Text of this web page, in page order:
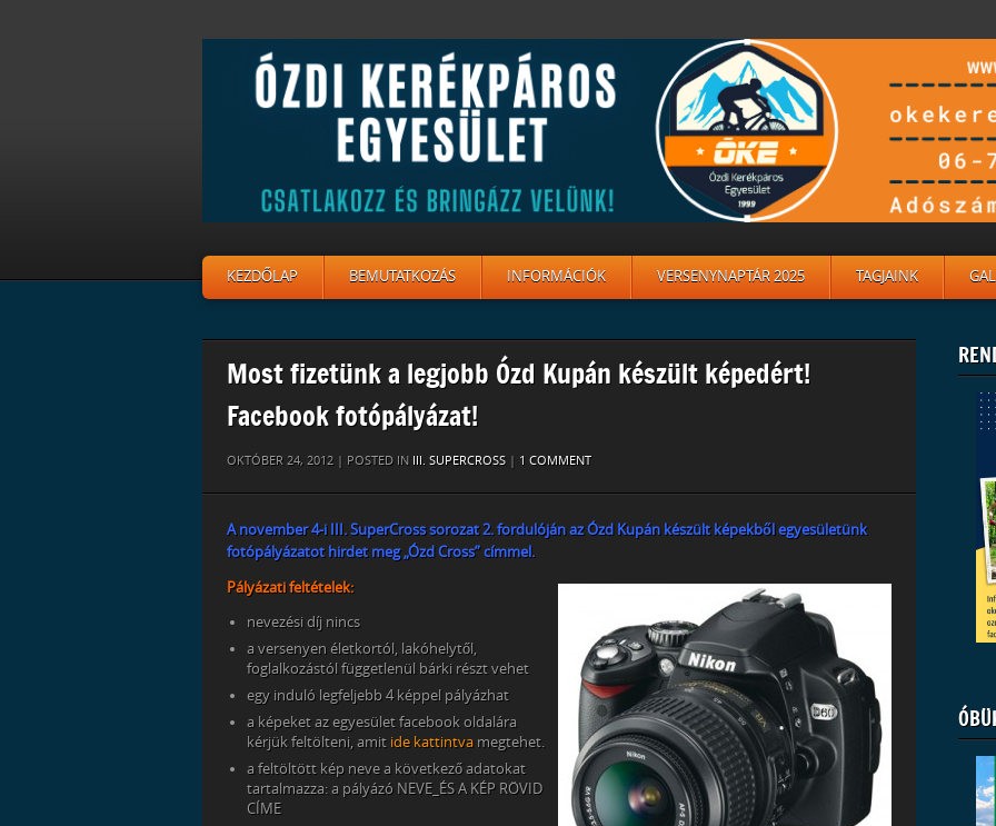
KEZDŐLAP BEMUTATKOZÁS INFORMÁCIÓK VERSENYNAPTÁR 2025 TAGJAINK
Most fizetünk a legjobb Ózd Kupán készült képedért!
Facebook fotópályázat!
OKTÓBER 24, 2012 | POSTED IN III. SUPERCROSS 1 COMMENT
A november 4-i III. SuperCross sorozat 2. fordulóján az Ózd Kupán készült képekből egyesületünk
fotópályázatot hirdet meg „Ózd Cross” címmel.
Pályázati feltételek:
nevezési díj nincs
a versenyen életkortól, lakóhelytől,
foglalkozástól függetlenül bárki részt vehet
egy induló legfeljebb 4 képpel pályázhat
a képeket az egyesület facebook oldalára
kérjük feltölteni, amit ide kattintva megtehet.
a feltöltött kép neve a következő adatokat
tartalmazza: a pályázó NEVE_ÉS A KÉP RÖVID
CÍME